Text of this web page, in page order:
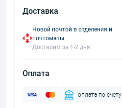
Доставка
Новой почтой в отделения и
почтоматы
Доставим за 1-2 дня
Оплата
оплата по счету